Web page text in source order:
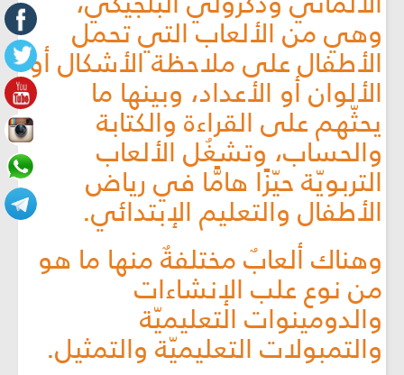
وهي من الألعاب التي تحمل
الأطفال على ملاحظة الأشكال أو
الألوان أو الأعداد، وبينها ما
يحثّهم على القراءة والكتابة
والحساب، وتشغُل الألعاب
التربويّة حيّزًا هامًّا في رياض
الأطفال والتعليم الإبتدائي.
وهناك ألعابٌ مختلفةٌ منها ما هو
من نوع علب الإنشاءات
والدومينوات التعليميّة
والتمبولات التعليميّة والتمثيل.